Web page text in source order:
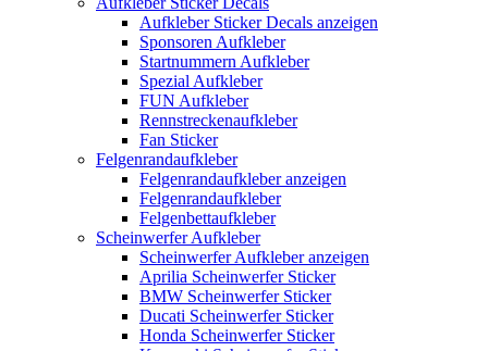
Aufkleber Sticker Decals anzeigen
Sponsoren Aufkleber
Startnummern Aufkleber
Spezial Aufkleber
FUN Aufkleber
Rennstreckenaufkleber
Fan Sticker
Felgenrandaufkleber
Felgenrandaufkleber anzeigen
Felgenrandaufkleber
Felgenbettaufkleber
Scheinwerfer Aufkleber
Scheinwerfer Aufkleber anzeigen
Aprilia Scheinwerfer Sticker
BMW Scheinwerfer Sticker
Ducati Scheinwerfer Sticker
Honda Scheinwerfer Sticker